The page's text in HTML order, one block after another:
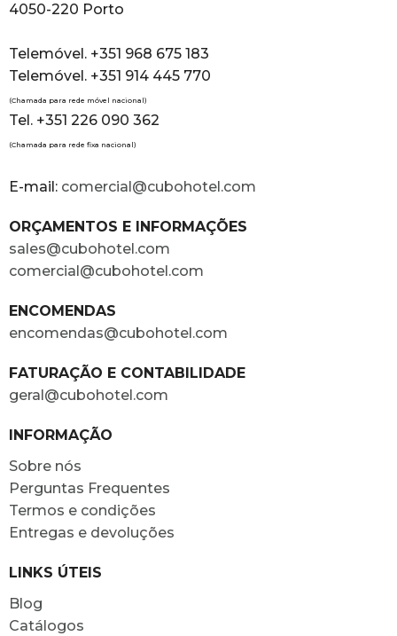
4050-220 Porto
Telemóvel. +351 968 675 183
Telemóvel. +351 914 445 770
(Chamada para rede móvel nacional)
Tel. +351 226 090 362
(Chamada para rede fixa nacional)
E-mail: comercial@cubohotel.com
ORÇAMENTOS E INFORMAÇÕES
sales@cubohotel.com
comercial@cubohotel.com
ENCOMENDAS
encomendas@cubohotel.com
FATURAÇÃO E CONTABILIDADE
geral@cubohotel.com
INFORMAÇÃO
Sobre nós
Perguntas Frequentes
Termos e condições
Entregas e devoluções
LINKS ÚTEIS
Blog
Catálogos